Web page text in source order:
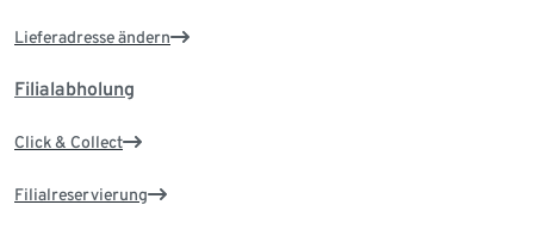
Lieferadresse ändern
Filialabholung
Click & Collect
Filialreservierung